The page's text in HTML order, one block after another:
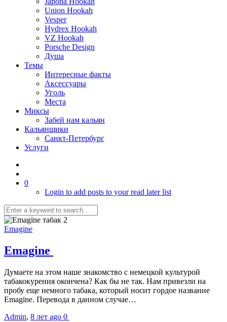
Union Hookah
Vesper
Hydrex Hookah
VZ Hookah
Porsche Design
Душа
Темы
Интересные факты
Аксессуары
Уголь
Места
Миксы
Забей нам кальян
Кальянщики
Санкт-Петербург
Услуги
0
Login to add posts to your read later list
Emagine
Emagine
Думаете на этом наше знакомство с немецкой культурой
табакокурения окончена? Как бы не так. Нам привезли на
пробу еще немного табака, который носит гордое название
Emagine. Перевода в данном случае…
Admin, 8 лет ago 0